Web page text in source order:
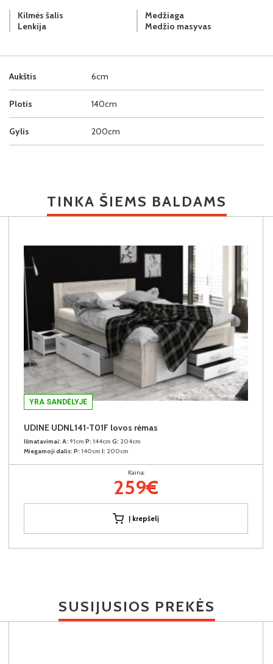
Aukštis 6cm
Plotis 140cm
Gylis 200cm
Kilmės šalis
Lenkija
Medžiaga
Medžio masyvas
TINKA ŠIEMS BALDAMS
YRA SANDĖLYJE
UDINE UDNL141-T01F lovos rėmas
Išmatavimai: A: 91cm P: 144cm G: 204cm
Miegamoji dalis: P: 140cm I: 200cm
Kaina:
259€
Į krepšelį
SUSIJUSIOS PREKĖS